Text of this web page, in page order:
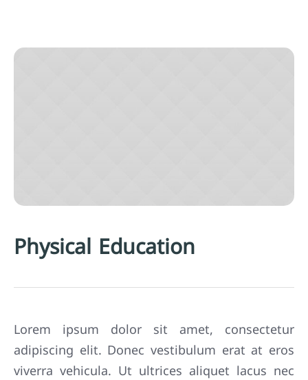
Physical Education
Lorem ipsum dolor sit amet, consectetur
adipiscing elit. Donec vestibulum erat at eros
viverra vehicula. Ut ultrices aliquet lacus nec